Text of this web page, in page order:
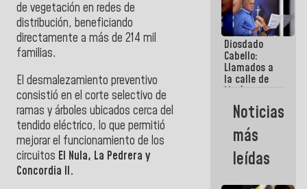
de vegetación en redes de
distribución, beneficiando
directamente a más de 214 mil
familias.
El desmalezamiento preventivo
consistió en el corte selectivo de
ramas y árboles ubicados cerca del
tendido eléctrico, lo que permitió
mejorar el funcionamiento de los
circuitos El Nula, La Pedrera y
Concordia II.
¿Quién le
puede creer?
¿Y la gente
que ella iba
a salvar en
La Guaira?
Diosdado
Cabello:
Llamados a
la calle de
María
Machado se
estrellaron
de frente
contra el
Pueblo
Noticias
más
leídas